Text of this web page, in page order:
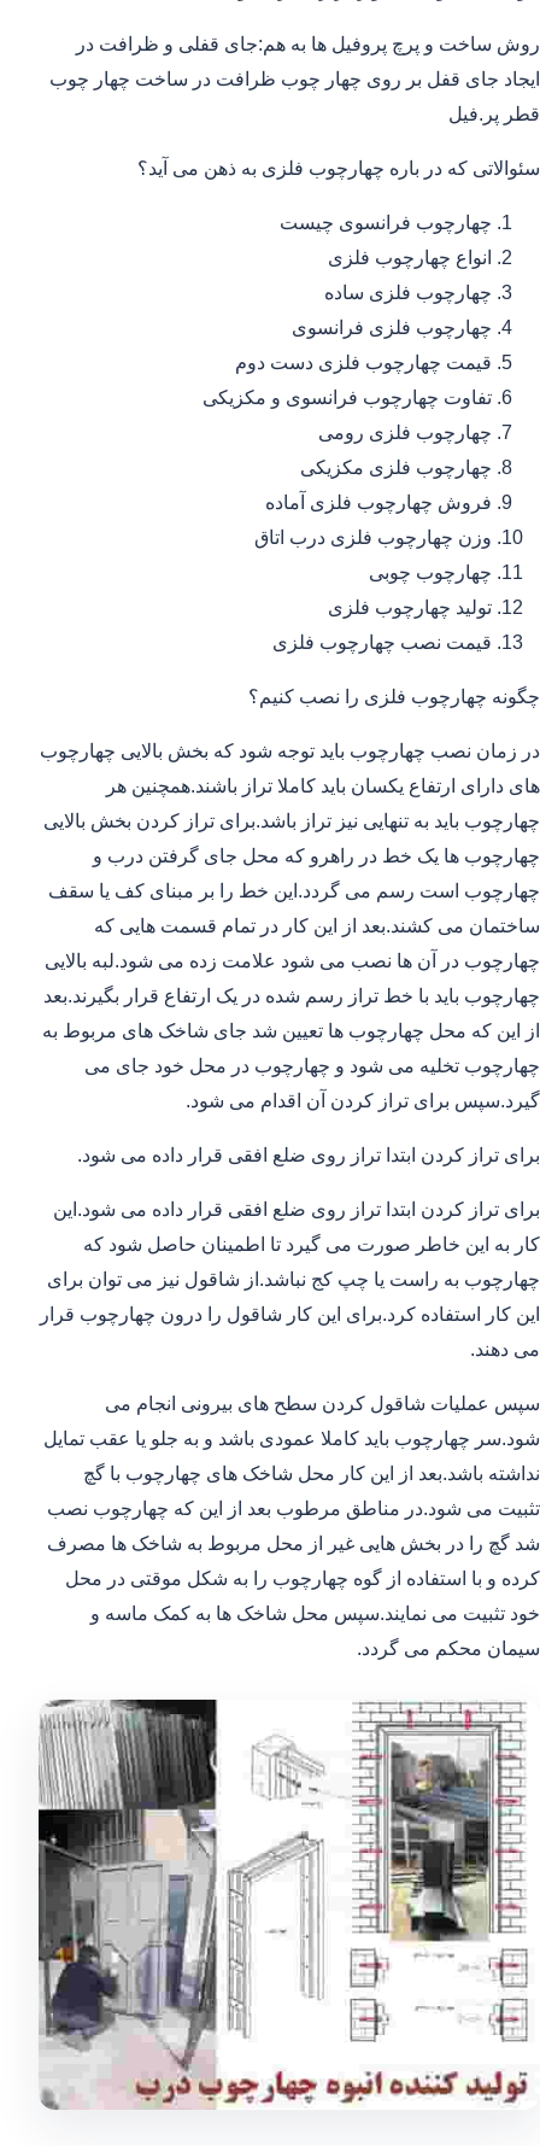
روش ساخت و پرچ پروفیل ها به هم:جای قفلی و ظرافت در
ایجاد جای قفل بر روی چهار چوب ظرافت در ساخت چهار چوب
قطر پر.فیل
سئوالاتی که در باره چهارچوب فلزی به ذهن می آید؟
چهارچوب فرانسوی چیست
انواع چهارچوب فلزی
چهارچوب فلزی ساده
چهارچوب فلزی فرانسوی
قیمت چهارچوب فلزی دست دوم
تفاوت چهارچوب فرانسوی و مکزیکی
چهارچوب فلزی رومی
چهارچوب فلزی مکزیکی
فروش چهارچوب فلزی آماده
وزن چهارچوب فلزی درب اتاق
چهارچوب چوبی
تولید چهارچوب فلزی
قیمت نصب چهارچوب فلزی
چگونه چهارچوب فلزی را نصب کنیم؟
در زمان نصب چهارچوب باید توجه شود که بخش بالایی چهارچوب
های دارای ارتفاع یکسان باید کاملا تراز باشند.همچنین هر
چهارچوب باید به تنهایی نیز تراز باشد.برای تراز کردن بخش بالایی
چهارچوب ها یک خط در راهرو که محل جای گرفتن درب و
چهارچوب است رسم می گردد.این خط را بر مبنای کف یا سقف
ساختمان می کشند.بعد از این کار در تمام قسمت هایی که
چهارچوب در آن ها نصب می شود علامت زده می شود.لبه بالایی
چهارچوب باید با خط تراز رسم شده در یک ارتفاع قرار بگیرند.بعد
از این که محل چهارچوب ها تعیین شد جای شاخک های مربوط به
چهارچوب تخلیه می شود و چهارچوب در محل خود جای می
گیرد.سپس برای تراز کردن آن اقدام می شود.
برای تراز کردن ابتدا تراز روی ضلع افقی قرار داده می شود.
برای تراز کردن ابتدا تراز روی ضلع افقی قرار داده می شود.این
کار به این خاطر صورت می گیرد تا اطمینان حاصل شود که
چهارچوب به راست یا چپ کج نباشد.از شاقول نیز می توان برای
این کار استفاده کرد.برای این کار شاقول را درون چهارچوب قرار
می دهند.
سپس عملیات شاقول کردن سطح های بیرونی انجام می
شود.سر چهارچوب باید کاملا عمودی باشد و به جلو یا عقب تمایل
نداشته باشد.بعد از این کار محل شاخک های چهارچوب با گچ
تثبیت می شود.در مناطق مرطوب بعد از این که چهارچوب نصب
شد گچ را در بخش هایی غیر از محل مربوط به شاخک ها مصرف
کرده و با استفاده از گوه چهارچوب را به شکل موقتی در محل
خود تثبیت می نمایند.سپس محل شاخک ها به کمک ماسه و
سیمان محکم می گردد.